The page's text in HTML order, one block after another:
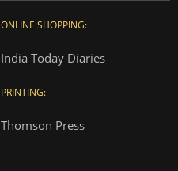
ONLINE SHOPPING:
India Today Diaries
PRINTING:
Thomson Press